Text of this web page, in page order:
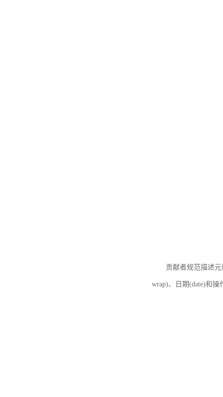
贡献者规范描述
wrap)、日期(date)和操